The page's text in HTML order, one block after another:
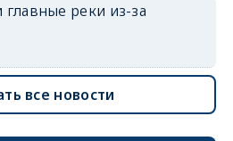
реки из-за
все новости